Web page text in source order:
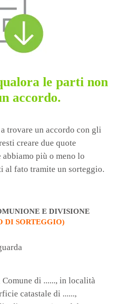
le parti non
accordo.
trovare un accordo con gli
creare due quote
più o meno lo
al fato tramite un sorteggio.
E DIVISIONE
DI SORTEGGIO)
di ......, in località
catastale di ......,